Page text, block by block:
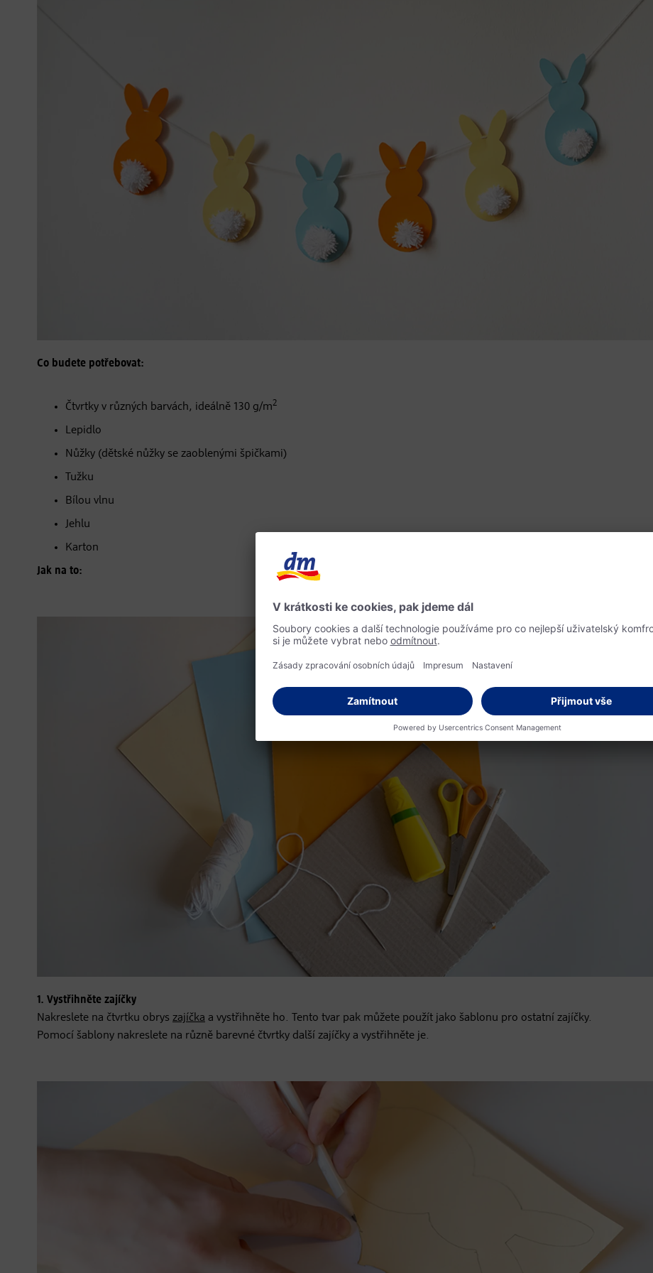
Co budete potřebovat:
Čtvrtky v různých barvách, ideálně 130 g/m2
Lepidlo
Nůžky (dětské nůžky se zaoblenými špičkami)
Tužku
Bílou vlnu
Jehlu
Karton
Jak na to:
1. Vystřihněte zajíčky
Nakreslete na čtvrtku obrys zajíčka a vystřihněte ho. Tento tvar pak můžete použít jako šablonu pro ostatní zajíčky.
Pomocí šablony nakreslete na různě barevné čtvrtky další zajíčky a vystřihněte je.